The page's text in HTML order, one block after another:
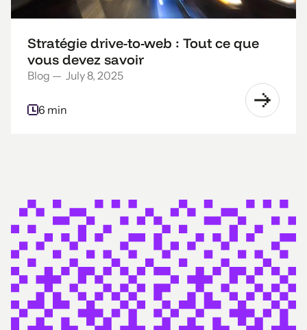
Stratégie drive-to-web : Tout ce que
vous devez savoir
Blog — July 8, 2025
6 min